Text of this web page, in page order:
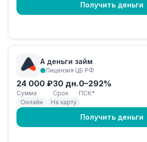
Получить деньги
А деньги займ
Лицензия ЦБ РФ
24 000 ₽
Сумма
30 дн.
Срок
0–292%
ПСК*
Онлайн
На карту
Получить деньги